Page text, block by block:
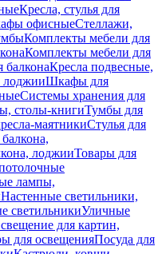
Кресла, стулья для
офисныеСтеллажи,
Комплекты мебели для
Комплекты мебели для
балконаКресла подвесные,
лоджииШкафы для
Системы хранения для
столы-книгиТумбы для
маятникиСтулья для
лоджииТовары для
лампы,
Настенные светильники,
светильникиУличные
для картин,
для освещенияПосуда для